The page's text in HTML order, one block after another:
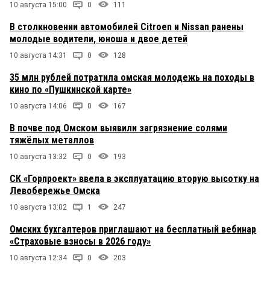
10 августа 15:00 0 111
В столкновении автомобилей Citroen и Nissan ранены
молодые водители, юноша и двое детей
10 августа 14:31 0 128
35 млн рублей потратила омская молодежь на походы в
кино по «Пушкинской карте»
10 августа 14:06 0 167
В почве под Омском выявили загрязнение солями
тяжёлых металлов
10 августа 13:32 0 193
СК «Горпроект» ввела в эксплуатацию вторую высотку на
Левобережье Омска
10 августа 13:02 1 247
Омских бухгалтеров приглашают на бесплатный вебинар
«Страховые взносы в 2026 году»
10 августа 12:34 0 203